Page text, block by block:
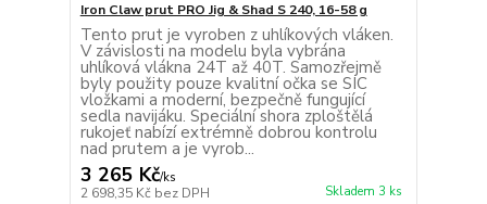
Iron Claw prut PRO Jig & Shad S 240, 16-58 g
Tento prut je vyroben z uhlíkových vláken.
V závislosti na modelu byla vybrána
uhlíková vlákna 24T až 40T. Samozřejmě
byly použity pouze kvalitní očka se SIC
vložkami a moderní, bezpečně fungující
sedla navijáku. Speciální shora zploštělá
rukojeť nabízí extrémně dobrou kontrolu
nad prutem a je vyrob...
3 265 Kč/ks
2 698,35 Kč bez DPH Skladem 3 ks